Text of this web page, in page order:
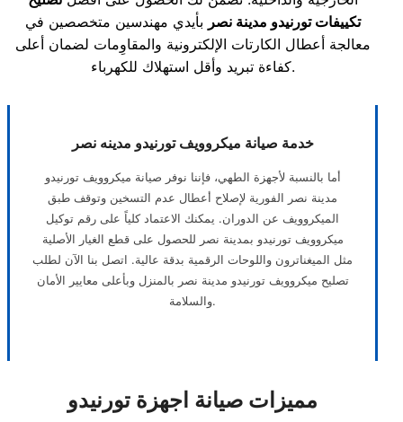
تكييفات تورنيدو مدينة نصر بأيدي مهندسين متخصصين في
معالجة أعطال الكارتات الإلكترونية والمقاوِمات لضمان أعلى
كفاءة تبريد وأقل استهلاك للكهرباء.
خدمة صيانة ميكروويف تورنيدو مدينه نصر
أما بالنسبة لأجهزة الطهي، فإننا نوفر صيانة ميكروويف تورنيدو
مدينة نصر الفورية لإصلاح أعطال عدم التسخين وتوقف طبق
الميكروويف عن الدوران. يمكنك الاعتماد كلياً على رقم توكيل
ميكروويف تورنيدو بمدينة نصر للحصول على قطع الغيار الأصلية
مثل الميغناترون واللوحات الرقمية بدقة عالية. اتصل بنا الآن لطلب
تصليح ميكروويف تورنيدو مدينة نصر بالمنزل وبأعلى معايير الأمان
والسلامة.
مميزات صيانة اجهزة تورنيدو